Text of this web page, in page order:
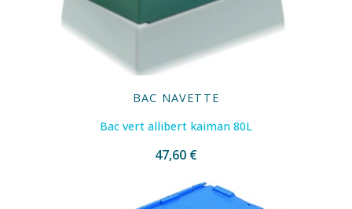
BAC NAVETTE
Bac vert allibert kaiman 80L
47,60 €